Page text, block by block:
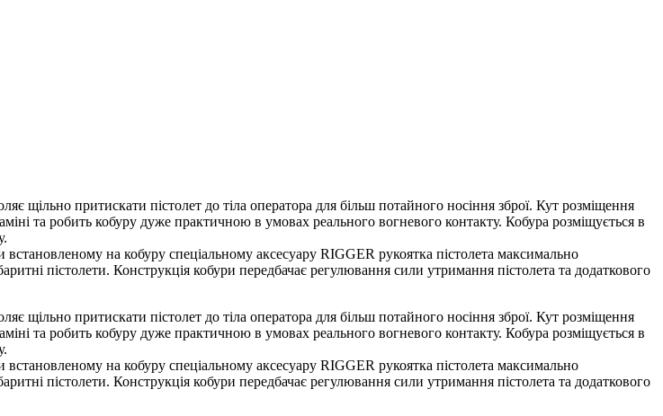
щільно притискати пістолет до тіла оператора для більш потайного носіння зброї. Кут розміщення
та робить кобуру дуже практичною в умовах реального вогневого контакту. Кобура розміщується в
на кобуру спеціальному аксесуару RIGGER рукоятка пістолета максимально
пістолети. Конструкція кобури передбачає регулювання сили утримання пістолета та додаткового
щільно притискати пістолет до тіла оператора для більш потайного носіння зброї. Кут розміщення
та робить кобуру дуже практичною в умовах реального вогневого контакту. Кобура розміщується в
на кобуру спеціальному аксесуару RIGGER рукоятка пістолета максимально
пістолети. Конструкція кобури передбачає регулювання сили утримання пістолета та додаткового